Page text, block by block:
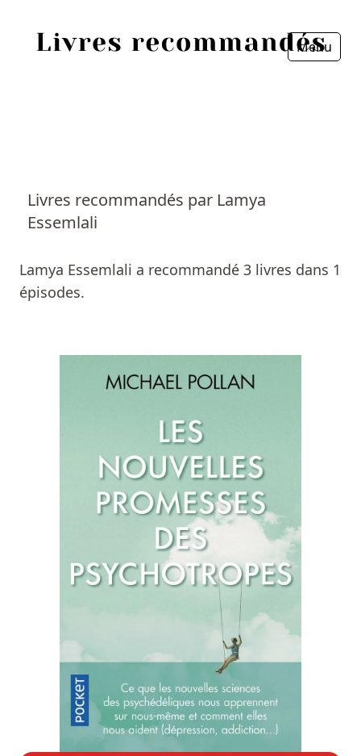
Menu
Livres recommandés par Lamya
Essemlali
Lamya Essemlali a recommandé 3 livres dans 1
épisodes.
Personnes
Livres
Prix littéraires
Fermer